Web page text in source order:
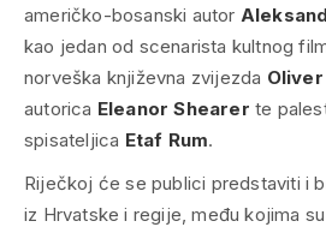
američko-bosanski autor
kao jedan od scenarista kultnog
norveška književna zvijezda
autorica Eleanor Shearer te
spisateljica Etaf Rum.
Riječkoj će se publici predstaviti i
iz Hrvatske i regije, među kojima su